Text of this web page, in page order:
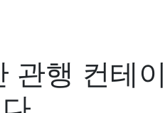
관행 컨테